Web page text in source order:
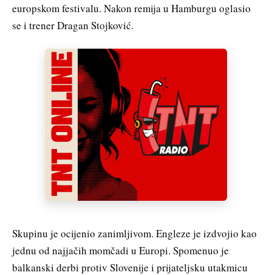
europskom festivalu. Nakon remija u Hamburgu oglasio
se i trener Dragan Stojković.
Skupinu je ocijenio zanimljivom. Engleze je izdvojio kao
jednu od najjačih momčadi u Europi. Spomenuo je
balkanski derbi protiv Slovenije i prijateljsku utakmicu